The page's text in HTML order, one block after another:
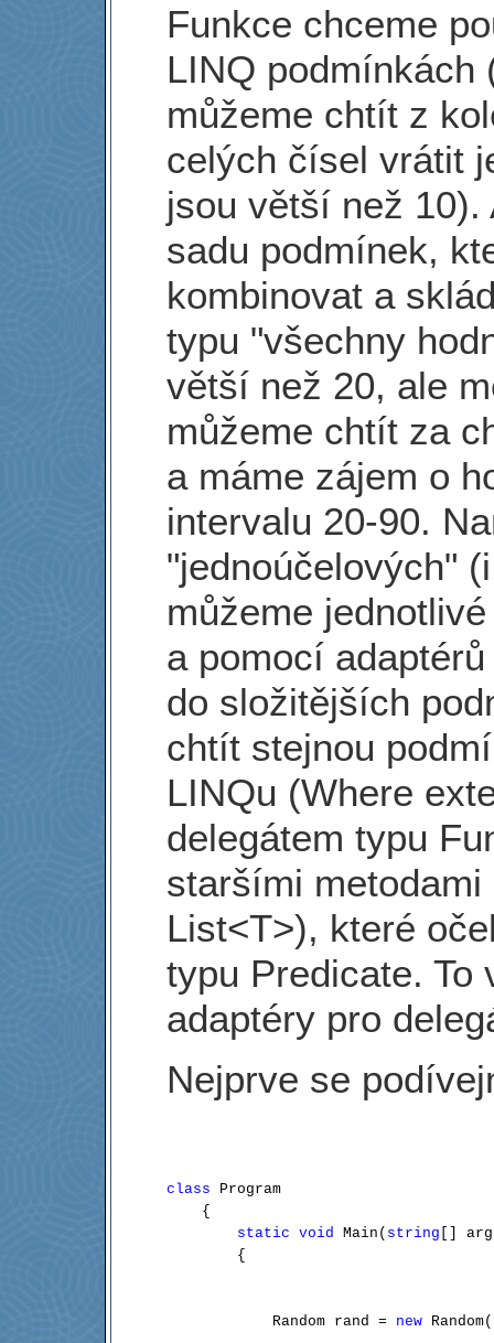
Funkce chceme
LINQ podmínkách
můžeme chtít z
celých čísel vrátit
jsou větší než
sadu podmínek,
kombinovat a
typu "všechny
větší než 20, ale
můžeme chtít za
a máme zájem o
intervalu 20-90.
"jednoúčelových"
můžeme
a pomocí
do složitějších
chtít stejnou
LINQu (Where
delegátem typu
staršími
List<T>), které
typu Predicate. To
adaptéry pro
Nejprve se
class Program
    {
static void Main( string []
        {
            Random rand =
new